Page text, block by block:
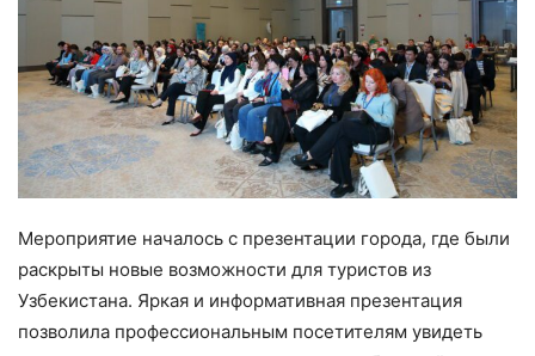
Мероприятие началось с презентации города, где были
раскрыты новые возможности для туристов из
Узбекистана. Яркая и информативная презентация
позволила профессиональным посетителям увидеть